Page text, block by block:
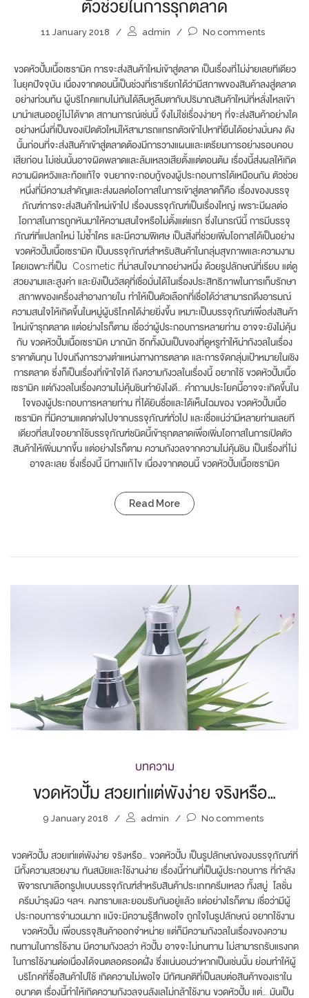
ตัวช่วยในการรุกตลาด
11 January 2018 / admin / No comments
ขวดหัวปั้มเนื้อเซรามิค การจะส่งสินค้าใหม่เข้าสู่ตลาด เป็นเรื่องที่ไม่ง่ายเลยทีเดียว
ในยุคปัจจุบัน เนื่องจากตอนนี้เป็นช่วงที่เราเรียกได้ว่ามีสภาพของสินค้าลงสู่ตลาด
อย่างท่วมท้น ผู้บริโภคแทบไม่ทันได้ลืมหูลืมตากับปริมาณสินค้าใหม่ที่หลั่งไหลเข้า
มานำเสนออยู่ไม่ได้ขาด สถานการณ์เช่นนี้ จึงไม่ใช่เรื่องง่ายๆ ที่จะส่งสินค้าอย่างใด
อย่างหนึ่งที่เป็นของเปิดตัวใหม่ให้สามารถแทรกตัวเข้าไปหาที่ยืนได้อย่างมั่นคง ดัง
นั้นก่อนที่จะส่งสินค้าเข้าสู่ตลาดต้องมีการวางแผนและเตรียมการอย่างรอบคอบ
เสียก่อน ไม่เช่นนั้นอาจผิดพลาดและล้มเหลวเสียตั้งแต่ตอนต้น เรื่องนี้ส่งผลให้เกิด
ความผิดหวังและท้อแท้ใจ จนยากจะกอบกู้ของผู้ประกอบการได้เหมือนกัน ตัวช่วย
หนึ่งที่มีความสำคัญและส่งผลต่อโอกาสในการเข้าสู่ตลาดก็คือ เรื่องของบรรจุ
ภัณฑ์การจะส่งสินค้าใหม่เข้าไป เรื่องบรรจุภัณฑ์เป็นเรื่องใหญ่ เพราะมีผลต่อ
โอกาสในการถูกหันมาให้ความสนใจหรือไม่ตั้งแต่แรก ซึ่งในกรณีนี้ การมีบรรจุ
ภัณฑ์ที่แปลกใหม่ ไม่ซ้ำใคร และมีความพิเศษ เป็นสิ่งที่ช่วยเพิ่มโอกาสได้เป็นอย่าง
ขวดหัวปั้มเนื้อเซรามิค เป็นบรรจุภัณฑ์สำหรับสินค้าในกลุ่มสุขภาพและความงาม
โดยเฉพาะที่เป็น Cosmetic ที่น่าสนใจมากอย่างหนึ่ง ด้วยรูปลักษณ์ที่เรียบ แต่ดู
สวยงามและสูงค่า และยังเป็นวัสดุที่เชื่อมั่นได้ในเรื่องประสิทธิภาพในการเก็บรักษา
สภาพของเครื่องสำอางภายใน ทำให้เป็นตัวเลือกที่เชื่อได้ว่าสามารถดึงอารมณ์
ความสนใจให้เกิดขึ้นในหมู่ผู้บริโภคได้ง่ายยิ่งขึ้น เหมาะเป็นบรรจุภัณฑ์เพื่อส่งสินค้า
ใหม่เข้ารุกตลาด แต่อย่างไรก็ตาม เชื่อว่าผู้ประกอบการหลายท่าน อาจจะยังไม่คุ้น
กับ ขวดหัวปั้มเนื้อเซรามิค มากนัก อีกทั้งมันเป็นของที่ดูหรูทำให้น่ากังวลในเรื่อง
ราคาต้นทุน ไปจนถึงการวางตำแหน่งทางการตลาด และการจัดกลุ่มเป้าหมายในเชิง
การตลาด ซึ่งก็เป็นเรื่องที่เข้าใจได้ ถึงความกังวลในเรื่องนี้ อยากใช้ ขวดหัวปั้มเนื้อ
เซรามิค แต่กังวลในเรื่องความไม่คุ้นชินทำยังไงดี… คำถามประโยคนี้อาจจะเกิดขึ้นใน
ใจของผู้ประกอบการหลายท่าน ที่ได้ยินชื่อและได้เห็นโฉมของ ขวดหัวปั้มเนื้อ
เซรามิค ที่มีความแตกต่างไปจากบรรจุภัณฑ์ทั่วไป และเชื่อแน่ว่ามีหลายท่านเลยที
เดียวที่สนใจอยากใช้บรรจุภัณฑ์ชนิดนี้เข้ารุกตลาดเพื่อเพิ่มโอกาสในการเปิดตัว
สินค้าให้เพิ่มมากขึ้น แต่อย่างไรก็ตาม ความกังวลจากความไม่คุ้นชิน เป็นเรื่องที่ไม่
อาจละเลย ซึ่งเรื่องนี้ มีทางแก้ไข เนื่องจากตอนนี้ ขวดหัวปั้มเนื้อเซรามิค
Read More
บทความ
ขวดหัวปั้ม สวยเท่แต่พังง่าย จริงหรือ…
9 January 2018 / admin / No comments
ขวดหัวปั้ม สวยเท่แต่พังง่าย จริงหรือ… ขวดหัวปั้ม เป็นรูปลักษณ์ของบรรจุภัณฑ์ที่
มีทั้งความสวยงาม ทันสมัยและใช้งานง่าย เรื่องนี้ท่านที่เป็นผู้ประกอบการ ที่กำลัง
พิจารณาเลือกรูปแบบบรรจุภัณฑ์สำหรับสินค้าประเภทครีมเหลว ทั้งสบู่ โลชั่น
ครีมบำรุงผิว ฯลฯ. คงทราบและยอมรับกันอยู่แล้ว แต่อย่างไรก็ตาม เชื่อว่ามีผู้
ประกอบการจำนวนมาก แม้จะมีความรู้สึกพอใจ ถูกใจในรูปลักษณ์ อยากใช้งาน
ขวดหัวปั้ม เพื่อบรรจุสินค้าออกจำหน่าย แต่ก็มีความกังวลในเรื่องของความ
ทนทานในการใช้งาน มีความกังวลว่า หัวปั้ม อาจจะไม่ทนทาน ไม่สามารถรับแรงกด
ในการใช้งานต่อเนื่องได้จนตลอดรอดฝั่ง ซึ่งแน่นอนว่าหากเป็นเช่นนั้น ย่อมทำให้ผู้
บริโภคที่ซื้อสินค้าไปใช้ เกิดความไม่พอใจ มีทัศนคติที่เป็นลบต่อสินค้าของเราใน
อนาคต เรื่องนี้ทำให้เกิดความกังวลจนลังเลไม่กล้าใช้งาน ขวดหัวปั้ม แต่… มันเป็น